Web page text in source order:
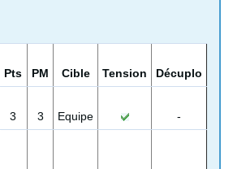
Pts PM Cible Tension Décuplo
3 3 Equipe -